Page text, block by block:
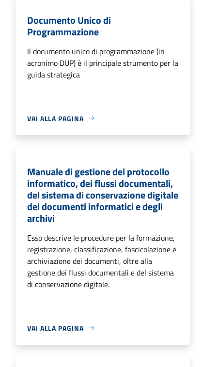
Documento Unico di
Programmazione
Il documento unico di programmazione (in
acronimo DUP) è il principale strumento per la
guida strategica
VAI ALLA PAGINA
Manuale di gestione del protocollo
informatico, dei flussi documentali,
del sistema di conservazione digitale
dei documenti informatici e degli
archivi
Esso descrive le procedure per la formazione,
registrazione, classificazione, fascicolazione e
archiviazione dei documenti, oltre alla
gestione dei flussi documentali e del sistema
di conservazione digitale.
VAI ALLA PAGINA